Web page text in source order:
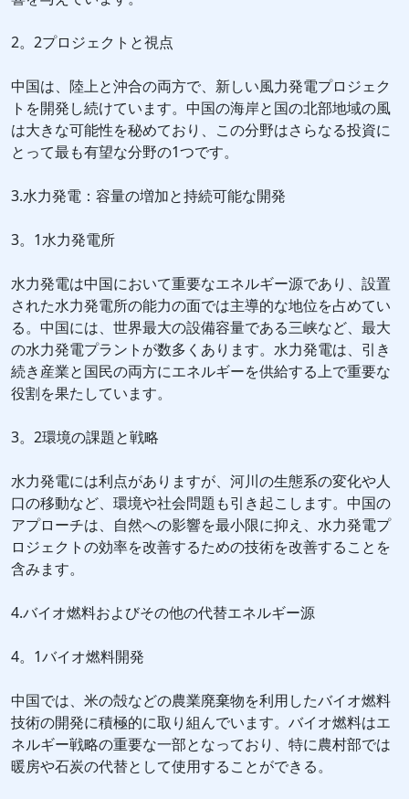
2。2プロジェクトと視点
中国は、陸上と沖合の両方で、新しい風力発電プロジェク
トを開発し続けています。中国の海岸と国の北部地域の風
は大きな可能性を秘めており、この分野はさらなる投資に
とって最も有望な分野の1つです。
3.水力発電：容量の増加と持続可能な開発
3。1水力発電所
水力発電は中国において重要なエネルギー源であり、設置
された水力発電所の能力の面では主導的な地位を占めてい
る。中国には、世界最大の設備容量である三峡など、最大
の水力発電プラントが数多くあります。水力発電は、引き
続き産業と国民の両方にエネルギーを供給する上で重要な
役割を果たしています。
3。2環境の課題と戦略
水力発電には利点がありますが、河川の生態系の変化や人
口の移動など、環境や社会問題も引き起こします。中国の
アプローチは、自然への影響を最小限に抑え、水力発電プ
ロジェクトの効率を改善するための技術を改善することを
含みます。
4.バイオ燃料およびその他の代替エネルギー源
4。1バイオ燃料開発
中国では、米の殻などの農業廃棄物を利用したバイオ燃料
技術の開発に積極的に取り組んでいます。バイオ燃料はエ
ネルギー戦略の重要な一部となっており、特に農村部では
暖房や石炭の代替として使用することができる。